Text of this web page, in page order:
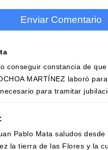
Enviar Comentario
conseguir constancia de que
MARTÍNEZ laboró
para tramitar
Pablo Mata saludos desde
la tierra de las Flores y la